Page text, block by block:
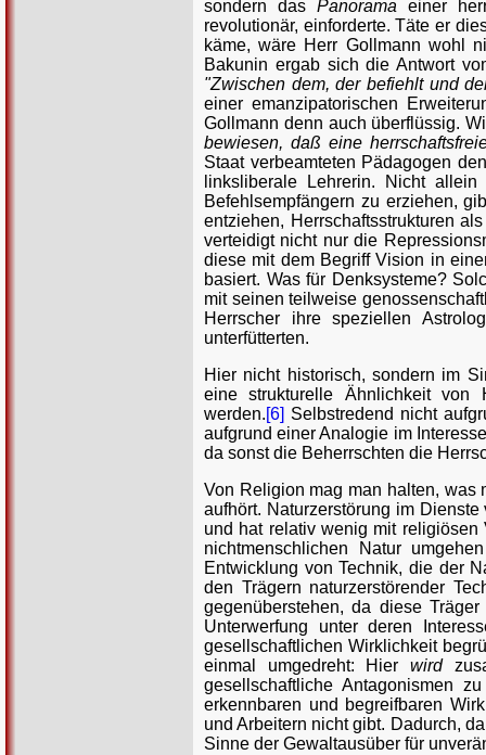
sondern dasPanorama einer
revolutionär, einforderte. Täte er
käme, wäre Herr Gollmann wohl
Bakunin ergab sich die Antwort
"Zwischen dem, der befiehlt und
einer emanzipatorischen
Gollmann denn auch überflüssig.
bewiesen, daß eine
Staat verbeamteten Pädagogen
linksliberale Lehrerin. Nicht
Befehlsempfängern zu erziehen,
entziehen, Herrschaftsstrukturen
verteidigt nicht nur die
diese mit dem Begriff Vision in
basiert. Was für Denksysteme?
mit seinen teilweise
Herrscher ihre speziellen
unterfütterten.
Hier nicht historisch, sondern im
eine strukturelle Ähnlichkeit von
werden.[6] Selbstredend nicht
aufgrund einer Analogie im
da sonst die Beherrschten die
Von Religion mag man halten, was
aufhört. Naturzerstörung im
und hat relativ wenig mit
nichtmenschlichen Natur
Entwicklung von Technik, die der
den Trägern naturzerstörender
gegenüberstehen, da diese
Unterwerfung unter deren
gesellschaftlichen Wirklichkeit
einmal umgedreht: Hierwird
gesellschaftliche Antagonismen
erkennbaren und begreifbaren
und Arbeitern nicht gibt. Dadurch,
Sinne der Gewaltausüber für